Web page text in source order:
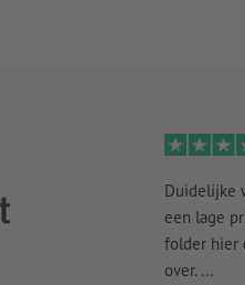
Levering:
Duidelijke
een lage
folder hier
over. ...